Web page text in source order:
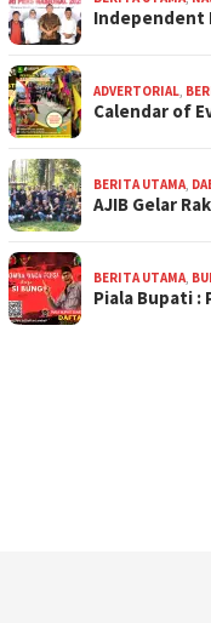
Independent
ADVERTORIAL,
Calendar of
BERITA UTAMA,
AJIB Gelar
BERITA UTAMA,
Piala Bupati